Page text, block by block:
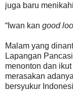
juga baru
“Iwan kan good
Malam yang
Lapangan
menonton dan
merasakan
bersyukur